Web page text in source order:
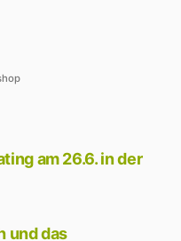
und das
am 26.6. in der